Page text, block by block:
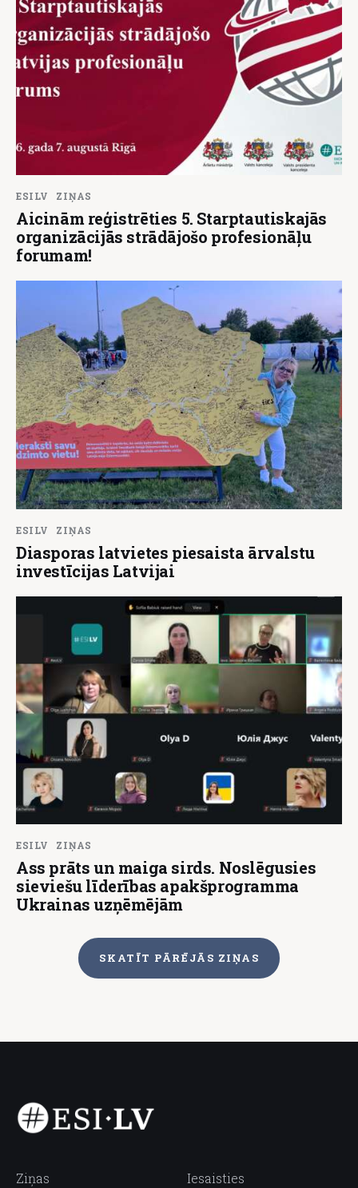
ESILV ZIŅAS
Aicinām reģistrēties 5. Starptautiskajās
organizācijās strādājošo profesionāļu
forumam!
ESILV ZIŅAS
Diasporas latvietes piesaista ārvalstu
investīcijas Latvijai
ESILV ZIŅAS
Ass prāts un maiga sirds. Noslēgusies
sieviešu līderības apakšprogramma
Ukrainas uzņēmējām
SKATĪT PĀRĒJĀS ZIŅAS
Ziņas Iesaisties